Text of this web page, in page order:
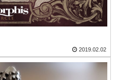
2019.02.02